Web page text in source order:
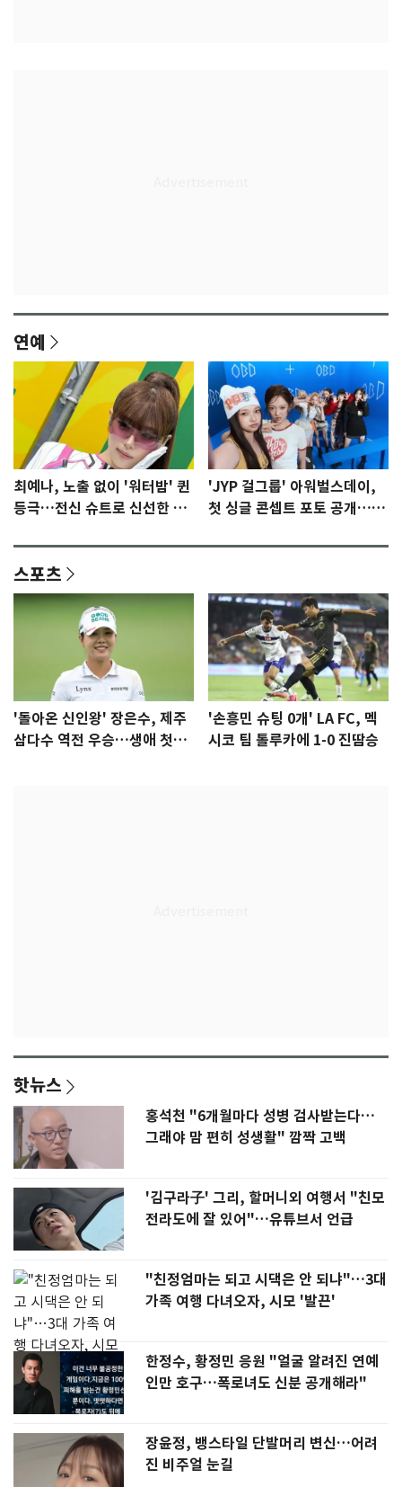
연예
최예나, 노출 없이 '워터밤' 퀸
등극…전신 슈트로 신선한 충
'JYP 걸그룹' 아워벌스데이,
첫 싱글 콘셉트 포토 공개…청
스포츠
'돌아온 신인왕' 장은수, 제주
삼다수 역전 우승…생애 첫승
'손흥민 슈팅 0개' LA FC, 멕
시코 팀 톨루카에 1-0 진땀승
핫뉴스
홍석천 "6개월마다 성병 검사받는다…
그래야 맘 편히 성생활" 깜짝 고백
'김구라子' 그리, 할머니외 여행서 "친모
전라도에 잘 있어"…유튜브서 언급
"친정엄마는 되고 시댁은 안 되냐"…3대
가족 여행 다녀오자, 시모 '발끈'
한정수, 황정민 응원 "얼굴 알려진 연예
인만 호구…폭로녀도 신분 공개해라"
장윤정, 뱅스타일 단발머리 변신…어려
진 비주얼 눈길